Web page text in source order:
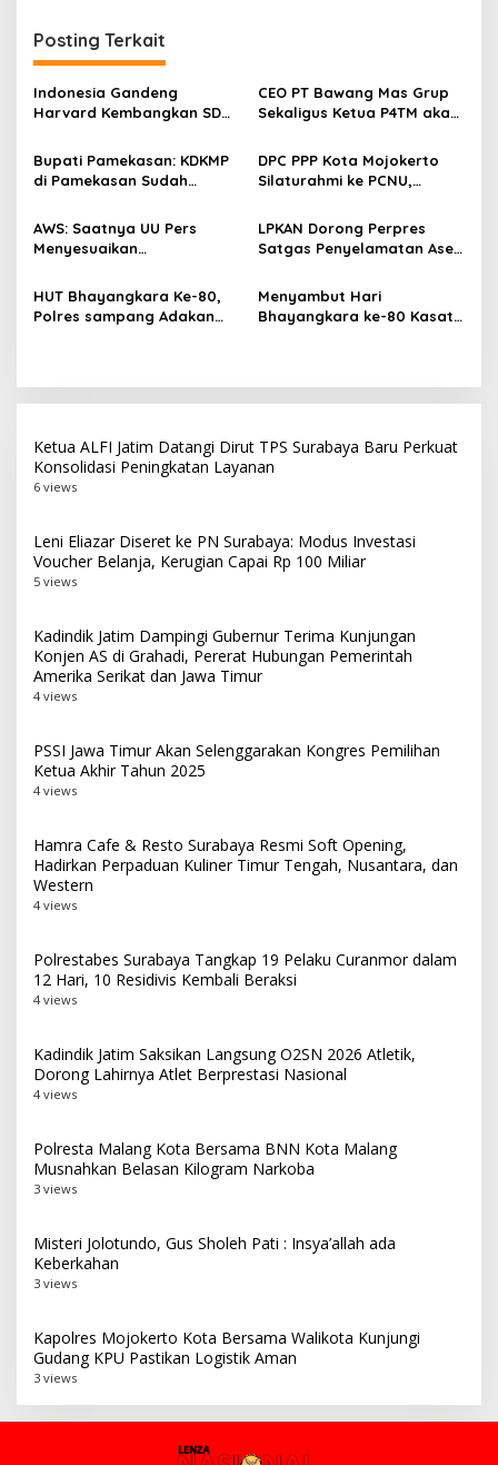
g
a
s
p
o
s
Posting Terkait
Indonesia Gandeng
Harvard Kembangkan SDM
Dunia
CEO PT Bawang Mas Grup
Sekaligus Ketua P4TM akan
Tembakau di Madura
Bupati Pamekasan: KDKMP
di Pamekasan Sudah
Selesai Akhir Juli 2026
DPC PPP Kota Mojokerto
Silaturahmi ke PCNU,
Masyarakat
AWS: Saatnya UU Pers
Menyesuaikan
Digital dan AI
LPKAN Dorong Perpres
Satgas Penyelamatan Aset
Pemberantasan Korupsi
HUT Bhayangkara Ke-80,
Polres sampang Adakan
Menyambut Hari
Bhayangkara ke-80 Kasat
Ketua ALFI Jatim Datangi Dirut TPS Surabaya Baru Perkuat
Konsolidasi Peningkatan Layanan
6 views
Leni Eliazar Diseret ke PN Surabaya: Modus Investasi
Voucher Belanja, Kerugian Capai Rp 100 Miliar
5 views
Kadindik Jatim Dampingi Gubernur Terima Kunjungan
Konjen AS di Grahadi, Pererat Hubungan Pemerintah
Amerika Serikat dan Jawa Timur
4 views
PSSI Jawa Timur Akan Selenggarakan Kongres Pemilihan
Ketua Akhir Tahun 2025
4 views
Hamra Cafe & Resto Surabaya Resmi Soft Opening,
Hadirkan Perpaduan Kuliner Timur Tengah, Nusantara, dan
Western
4 views
Polrestabes Surabaya Tangkap 19 Pelaku Curanmor dalam
12 Hari, 10 Residivis Kembali Beraksi
4 views
Kadindik Jatim Saksikan Langsung O2SN 2026 Atletik,
Dorong Lahirnya Atlet Berprestasi Nasional
4 views
Polresta Malang Kota Bersama BNN Kota Malang
Musnahkan Belasan Kilogram Narkoba
3 views
Misteri Jolotundo, Gus Sholeh Pati : Insya’allah ada
Keberkahan
3 views
Kapolres Mojokerto Kota Bersama Walikota Kunjungi
Gudang KPU Pastikan Logistik Aman
3 views